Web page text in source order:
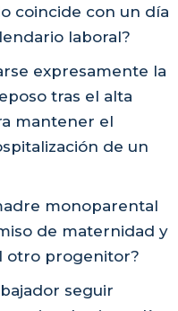
coincide con un día
laboral?
expresamente la
tras el alta
mantener el
de un
monoparental
de maternidad y
otro progenitor?
seguir